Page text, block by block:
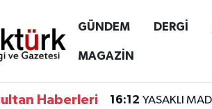
GÜNDEM DERGİ
MAGAZİN
Haberleri 16:12 YASAKLI
Durumu